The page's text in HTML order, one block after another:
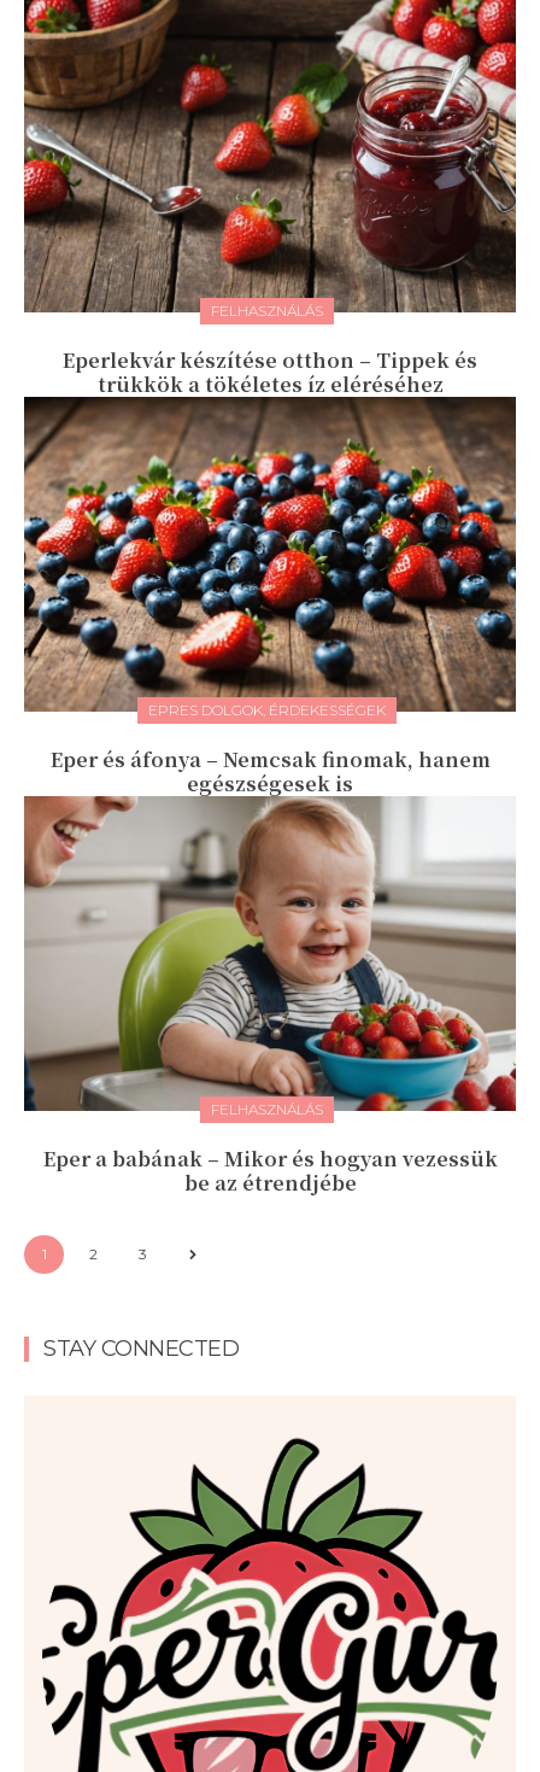
FELHASZNÁLÁS
Eperlekvár készítése otthon – Tippek és
trükkök a tökéletes íz eléréséhez
EPRES DOLGOK, ÉRDEKESSÉGEK
Eper és áfonya – Nemcsak finomak, hanem
egészségesek is
FELHASZNÁLÁS
Eper a babának – Mikor és hogyan vezessük
be az étrendjébe
1 2 3
STAY CONNECTED